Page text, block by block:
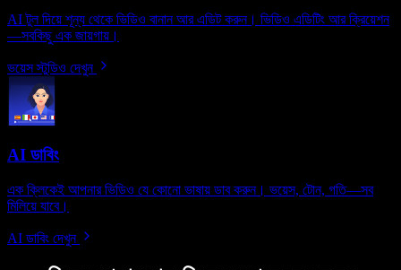
AI টুল দিয়ে শূন্য থেকে ভিডিও বানান আর এডিট করুন। ভিডিও এডিটিং আর ক্রিয়েশন
—সবকিছু এক জায়গায়।
ভয়েস স্টুডিও দেখুন
AI ডাবিং
এক ক্লিকেই আপনার ভিডিও যে কোনো ভাষায় ডাব করুন। ভয়েস, টোন, গতি—সব
মিলিয়ে যাবে।
AI ডাবিং দেখুন